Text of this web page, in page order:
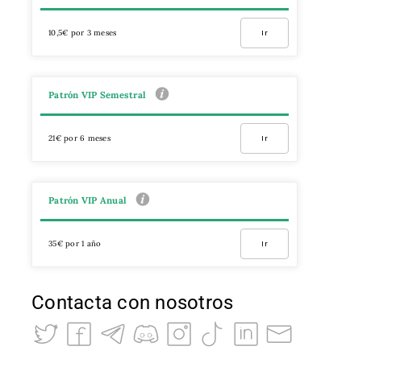
10,5€ por 3 meses Ir
Patrón VIP Semestral
21€ por 6 meses Ir
Patrón VIP Anual
35€ por 1 año Ir
Contacta con nosotros